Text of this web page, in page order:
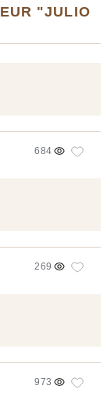
"JULIO
684
269
973